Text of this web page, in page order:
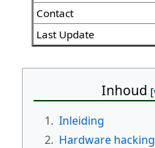
Contact
Last Update
Inhoud
1. Inleiding
2. Hardware hacking